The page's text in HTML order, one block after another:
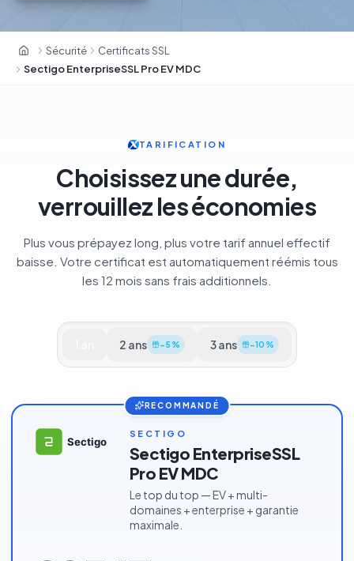
Sectigo · 700 000+ clients · ex-Comodo CA
OxaHost Tunisie
Sécurité
Certificats SSL
Sectigo EnterpriseSSL Pro EV MDC
TARIFICATION
Choisissez une durée,
verrouillez les économies
Plus vous prépayez long, plus votre tarif annuel effectif
baisse. Votre certificat est automatiquement réémis tous
les 12 mois sans frais additionnels.
2 ans −5 % 3ans −10 %
RECOMMANDÉ
SECTIGO
Sectigo EnterpriseSSL
Pro EV MDC
Le top du top — EV + multi-
domaines + enterprise + garantie
maximale.